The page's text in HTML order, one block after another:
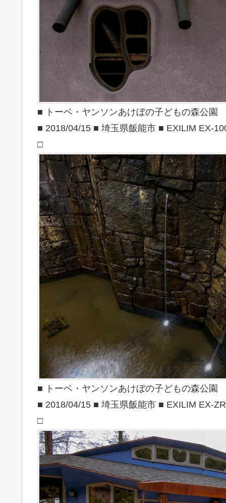
■ トーベ・ヤンソンあけぼの子どもの森公園
■ 2018/04/15 ■ 埼玉県飯能市 ■ EXILIM EX-
□
■ トーベ・ヤンソンあけぼの子どもの森公園
■ 2018/04/15 ■ 埼玉県飯能市 ■ EXILIM EX-
□